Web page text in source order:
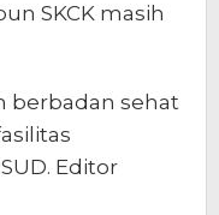
SKCK masih
berbadan sehat
Editor